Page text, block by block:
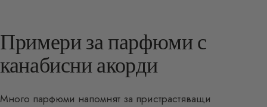
Примери за парфюми с
канабисни акорди
Много парфюми напомнят за пристрастяващи